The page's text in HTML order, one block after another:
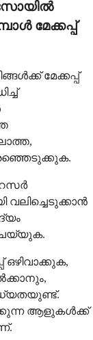
മേക്കപ്പ്
മേക്കപ്പ്
ഒഴിവാക്കുക,
ആളുകൾക്ക്